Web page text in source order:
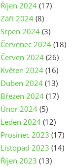
Říjen 2024 (17)
Září 2024 (8)
Srpen 2024 (3)
Červenec 2024 (18)
Červen 2024 (26)
Květen 2024 (16)
Duben 2024 (13)
Březen 2024 (17)
Únor 2024 (5)
Leden 2024 (12)
Prosinec 2023 (17)
Listopad 2023 (14)
Říjen 2023 (13)